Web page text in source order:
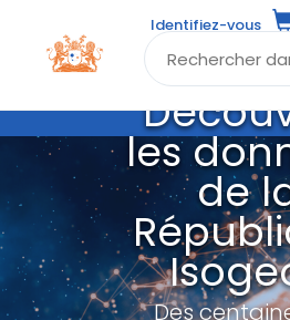
Identifiez-vous
les
de
Des